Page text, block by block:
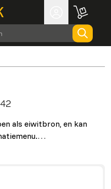
als eiwitbron, en kan